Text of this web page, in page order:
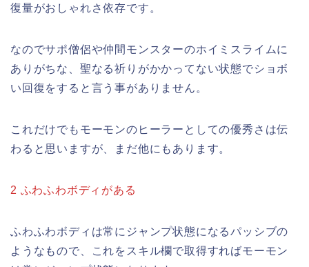
復量がおしゃれさ依存です。
なのでサポ僧侶や仲間モンスターのホイミスライムに
ありがちな、聖なる祈りがかかってない状態でショボ
い回復をすると言う事がありません。
これだけでもモーモンのヒーラーとしての優秀さは伝
わると思いますが、まだ他にもあります。
2 ふわふわボディがある
ふわふわボディは常にジャンプ状態になるパッシブの
ようなもので、これをスキル欄で取得すればモーモン